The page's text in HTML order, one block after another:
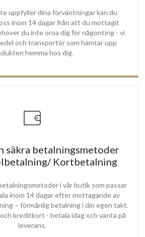
ytan är köksfläkten väldigt enkel att
en praktisk funktion då det tar emot det
vare sitt material är det väldigt enkelt
till 125
uppfyller dina förväntningar kan du
inom 14 dagar från att du mottagit
du inte oroa dig för någonting - vi
och transportör som hämtar upp
hemma hos dig.
säkra betalningsmetoder
Kortbetalning
i vår butik som passar
inom 14 dagar efter mottagande av
– förmånlig betalning i din egen takt.
kreditkort - betala idag och vänta på
leverans.